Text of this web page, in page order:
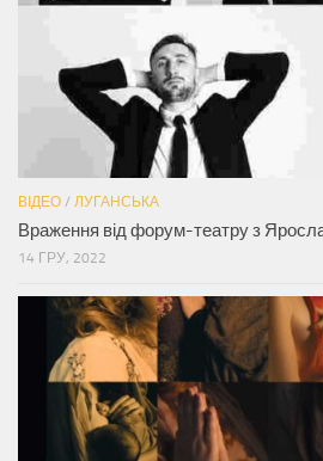
ВІДЕО / ЛУГАНСЬКА
Враження від форум-театру з
14 ГРУ, 2022